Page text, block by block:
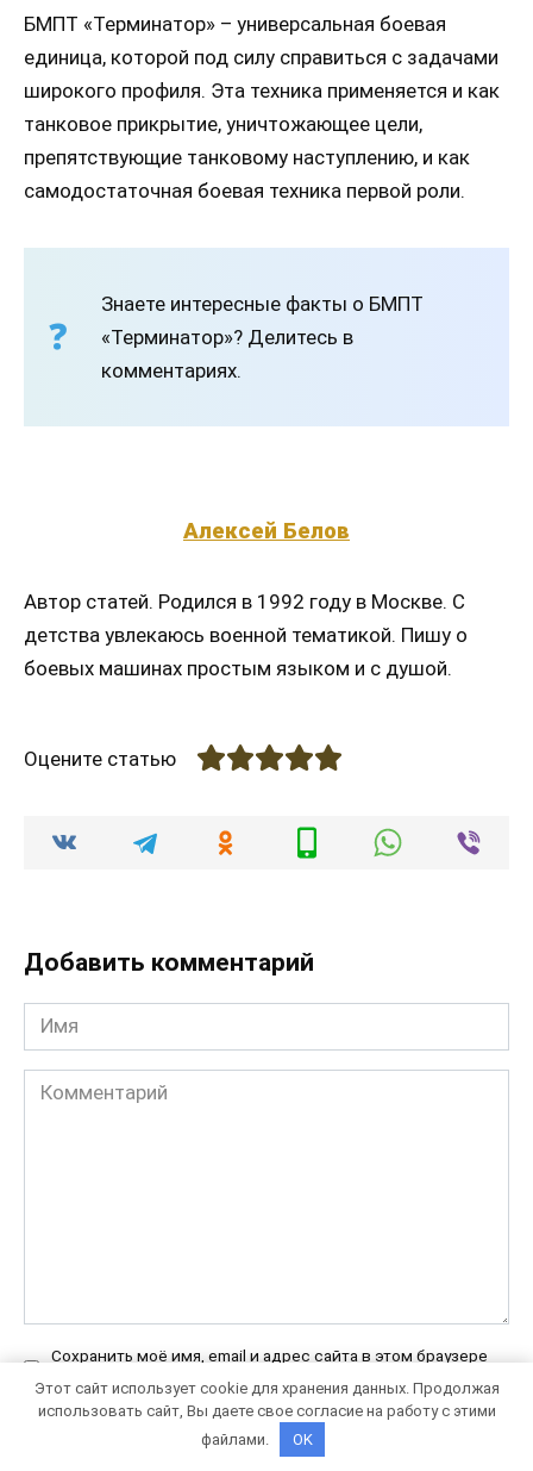
БМПТ «Терминатор» – универсальная боевая
единица, которой под силу справиться с задачами
широкого профиля. Эта техника применяется и как
танковое прикрытие, уничтожающее цели,
препятствующие танковому наступлению, и как
самодостаточная боевая техника первой роли.
Знаете интересные факты о БМПТ
«Терминатор»? Делитесь в
комментариях.
Алексей Белов
Автор статей. Родился в 1992 году в Москве. С
детства увлекаюсь военной тематикой. Пишу о
боевых машинах простым языком и с душой.
Оцените статью
Добавить комментарий
Имя
Комментарий
Сохранить моё имя, email и адрес сайта в этом браузере
для последующих моих комментариев.
Этот сайт использует cookie для хранения данных. Продолжая
использовать сайт, Вы даете свое согласие на работу с этими
файлами.
OK